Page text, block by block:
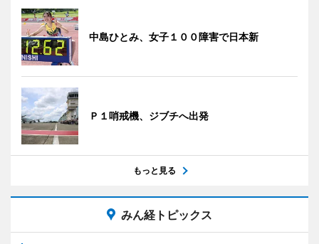
中島ひとみ、女子１００障害で日本新
Ｐ１哨戒機、ジブチへ出発
もっと見る
みん経トピックス